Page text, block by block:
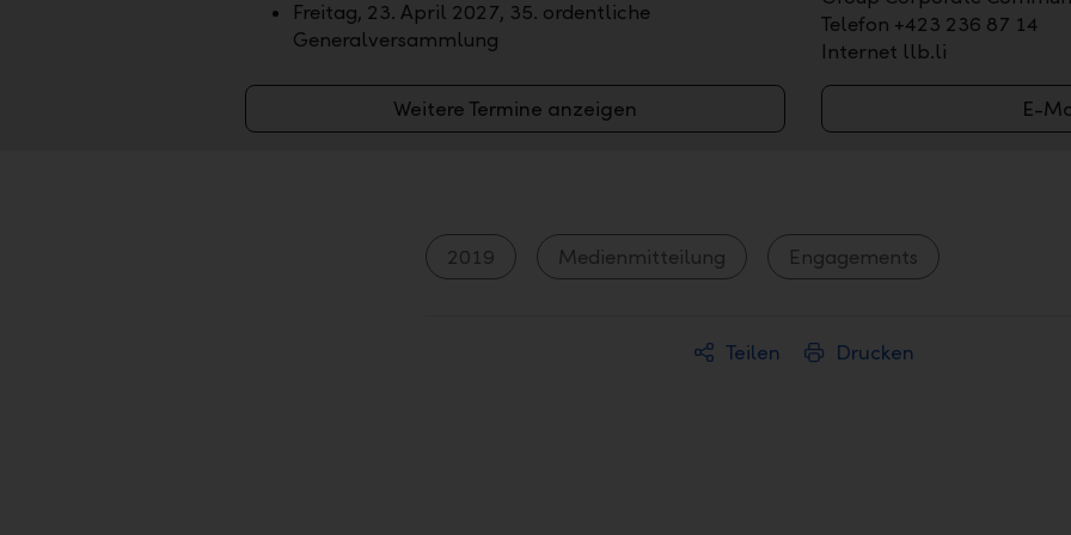
Freitag, 23. April 2027, 35. ordentliche
Generalversammlung
Weitere Termine anzeigen
Telefon +423 236 87 14
Internet llb.li
E-
2019 Medienmitteilung Engagements
Teilen Drucken